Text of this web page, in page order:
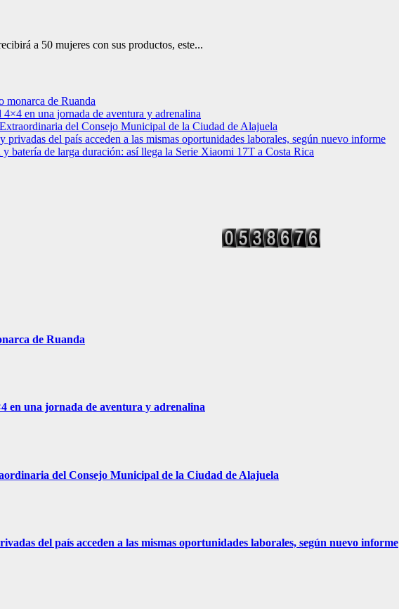
a 50 mujeres con sus productos, este...
de Ruanda
en una jornada de aventura y adrenalina
del Consejo Municipal de la Ciudad de Alajuela
privadas del país acceden a las mismas oportunidades laborales, según nuevo informe
batería de larga duración: así llega la Serie Xiaomi 17T a Costa Rica
de Ruanda
en una jornada de aventura y adrenalina
del Consejo Municipal de la Ciudad de Alajuela
del país acceden a las mismas oportunidades laborales, según nuevo informe